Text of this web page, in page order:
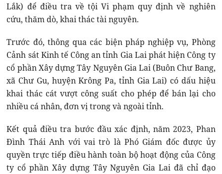
Lắk) để điều tra về tội Vi phạm quy định về nghiên
cứu, thăm dò, khai thác tài nguyên.
Trước đó, thông qua các biện pháp nghiệp vụ, Phòng
Cảnh sát Kinh tế Công an tỉnh Gia Lai phát hiện Công ty
cổ phần Xây dựng Tây Nguyên Gia Lai (Buôn Chư Bang,
xã Chư Gu, huyện Krông Pa, tỉnh Gia Lai) có dấu hiệu
khai thác cát vượt công suất cho phép để bán lại cho
nhiều cá nhân, đơn vị trong và ngoài tỉnh.
Kết quả điều tra bước đầu xác định, năm 2023, Phan
Đình Thái Anh với vai trò là Phó Giám đốc được ủy
quyền trực tiếp điều hành toàn bộ hoạt động của Công
ty cổ phần Xây dựng Tây Nguyên Gia Lai đã chỉ đạo